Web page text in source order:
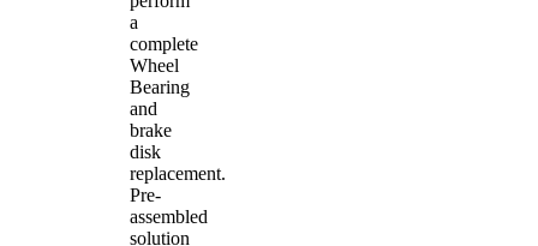
a
complete
Wheel
Bearing
and
brake
disk
replacement.
Pre-
assembled
solution